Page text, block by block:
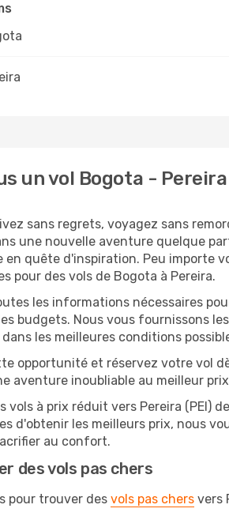
un vol Bogota -
sans regrets, voyagez sans
une nouvelle aventure quelque
en quête d'inspiration. Peu importe
pour des vols de Bogota à Pereira.
les informations nécessaires
budgets. Nous vous fournissons
les meilleures conditions
opportunité et réservez votre vol
aventure inoubliable au meilleur
vols à prix réduit vers Pereira (PEI)
d'obtenir les meilleurs prix, nous
au confort.
des vols pas chers
pour trouver des vols pas chers vers